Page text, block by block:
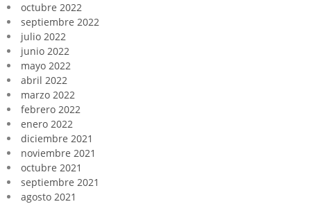
octubre 2022
septiembre 2022
julio 2022
junio 2022
mayo 2022
abril 2022
marzo 2022
febrero 2022
enero 2022
diciembre 2021
noviembre 2021
octubre 2021
septiembre 2021
agosto 2021